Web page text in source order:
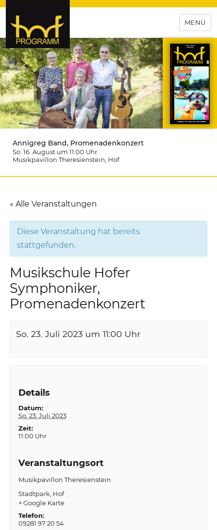
hof-programm – das
Veranstaltungsportal für
Hochfranken
MENÜ
Annigreg Band, Promenadenkonzert
So. 16. August um 11:00 Uhr
Musikpavillon Theresienstein , Hof
« Alle Veranstaltungen
Diese Veranstaltung hat bereits
stattgefunden.
Musikschule Hofer
Symphoniker,
Promenadenkonzert
So. 23. Juli 2023 um 11:00 Uhr
Details
Datum:
So. 23. Juli 2023
Zeit:
11:00 Uhr
Veranstaltungsort
Musikpavillon Theresienstein
Stadtpark Hof
+ Google Karte
Telefon:
09281 97 20 54